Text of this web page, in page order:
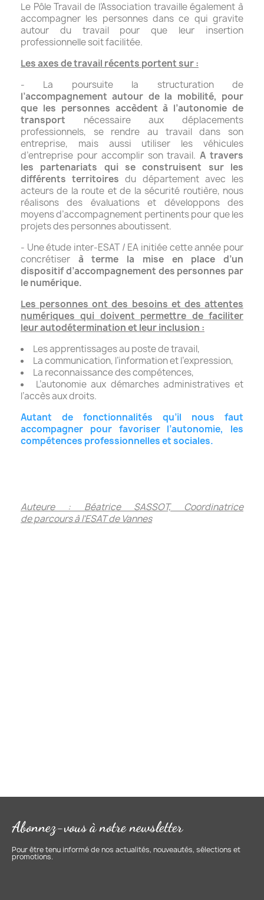
Le Pôle Travail de l’Association travaille également à
accompagner les personnes dans ce qui gravite
autour du travail pour que leur insertion
professionnelle soit facilitée.
Les axes de travail récents portent sur :
- La poursuite la structuration de
l’accompagnement autour de la mobilité, pour
que les personnes accèdent à l’autonomie de
transport nécessaire aux déplacements
professionnels, se rendre au travail dans son
entreprise, mais aussi utiliser les véhicules
d’entreprise pour accomplir son travail. A travers
les partenariats qui se construisent sur les
différents territoires du département avec les
acteurs de la route et de la sécurité routière, nous
réalisons des évaluations et développons des
moyens d’accompagnement pertinents pour que les
projets des personnes aboutissent.
- Une étude inter-ESAT / EA initiée cette année pour
concrétiser à terme la mise en place d’un
dispositif d’accompagnement des personnes par
le numérique.
Les personnes ont des besoins et des attentes
numériques qui doivent permettre de faciliter
leur autodétermination et leur inclusion :
Les apprentissages au poste de travail,
La communication, l’information et l’expression,
La reconnaissance des compétences,
L’autonomie aux démarches administratives et
l’accès aux droits.
Autant de fonctionnalités qu’il nous faut
accompagner pour favoriser l’autonomie, les
compétences professionnelles et sociales.
Auteure : Béatrice SASSOT, Coordinatrice
de parcours à l'ESAT de Vannes
Abonnez-vous à notre newsletter
Pour être tenu informé de nos actualités, nouveautés, sélections et
promotions.